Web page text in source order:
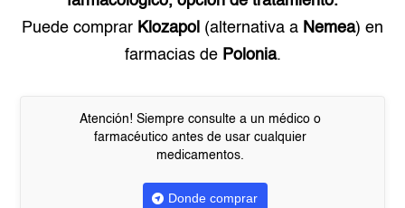
Puede comprar Klozapol (alternativa a Nemea) en
farmacias de Polonia.
Atención! Siempre consulte a un médico o
farmacéutico antes de usar cualquier
medicamentos.
Donde comprar